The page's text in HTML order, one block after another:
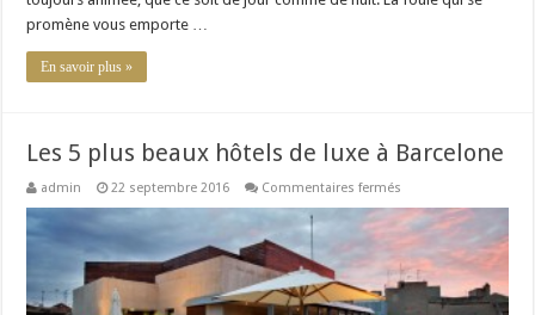
promène vous emporte …
En savoir plus »
Les 5 plus beaux hôtels de luxe à Barcelone
admin 22 septembre 2016 Commentaires fermés
plus
beaux
hôtels
de
luxe